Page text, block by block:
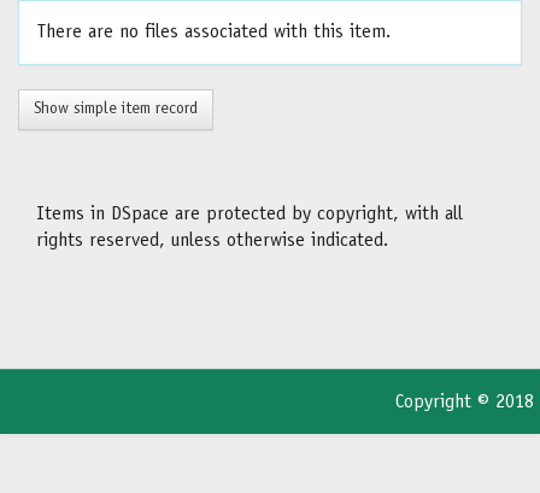
There are no files associated with this item.
Show simple item record
Items in DSpace are protected by copyright, with all
rights reserved, unless otherwise indicated.
Copyright © 2018